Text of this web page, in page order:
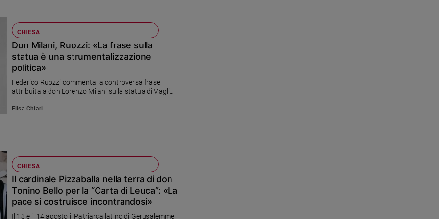
CHIESA
Don Milani, Ruozzi: «La frase sulla
statua è una strumentalizzazione
politica»
Federico Ruozzi commenta la controversa frase
attribuita a don Lorenzo Milani sulla statua di Vagli
come una citazione autentica».
Elisa Chiari
CHIESA
Il cardinale Pizzaballa nella terra di don
Tonino Bello per la “Carta di Leuca”: «La
pace si costruisce incontrandosi»
Il 13 e il 14 agosto il Patriarca latino di Gerusalemme